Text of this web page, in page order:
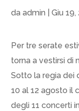
daadmin |Giu 19,
Per tre serate
torna a vestirsi di
Sotto la regia dei
10 al 12 agosto il
degli 11 concerti